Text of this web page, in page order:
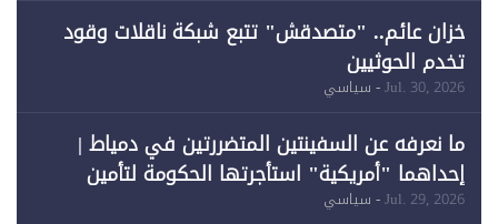
خزان عائم.. "متصدقش" تتبع شبكة ناقلات وقود
تخدم الحوثيين
Jul. 30, 2026- سياسي
ما نعرفه عن السفينتين المتضررتين في دمياط |
إحداهما "أمريكية" استأجرتها الحكومة لتأمين
احتياجات الطاقة
Jul. 29, 2026- سياسي